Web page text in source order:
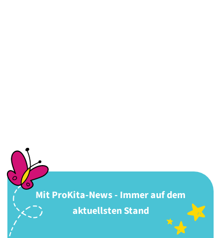
Mit ProKita-News - Immer auf dem
aktuellsten Stand